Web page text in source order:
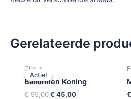
Gerelateerde
Actie!
Actie!
Circus
Ballonnen Koning
€95,00
was:
€ 45,00
is:
€ 45,00.
€